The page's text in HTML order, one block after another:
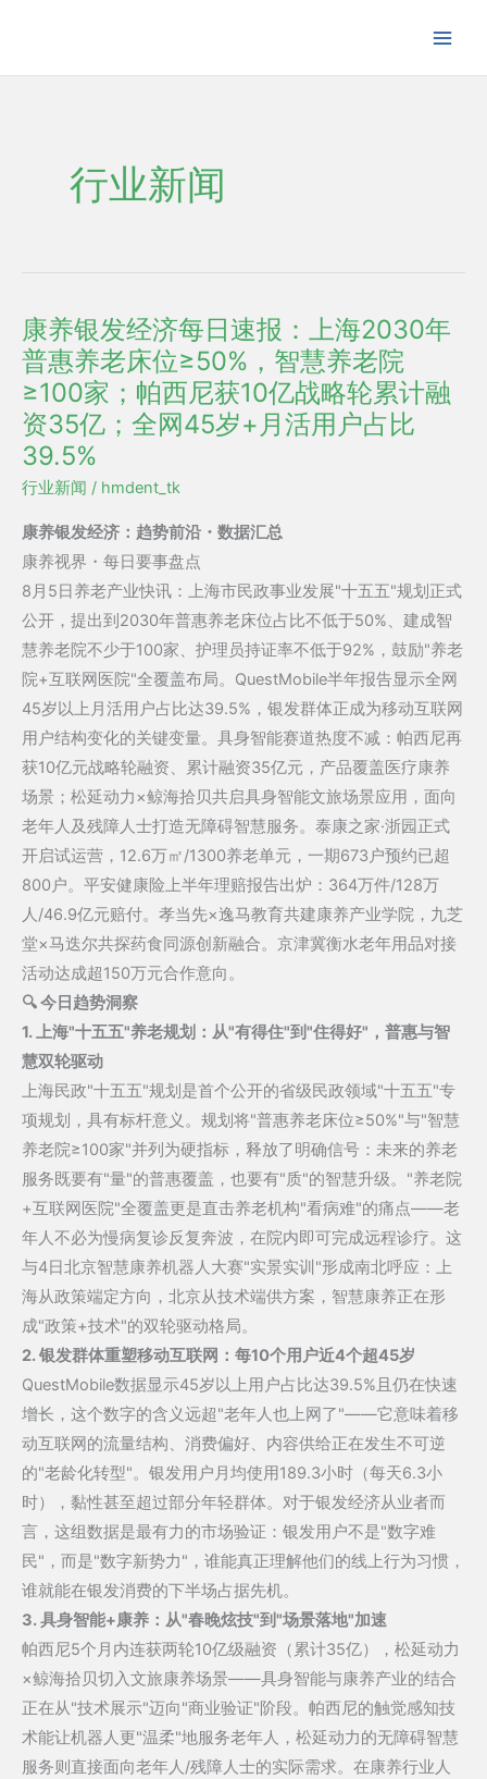
内
行业新闻
康养银发经济每日速报：上海2030年
普惠养老床位≥50%，智慧养老院
≥100家；帕西尼获10亿战略轮累计融
资35亿；全网45岁+月活用户占比
39.5%
行业新闻 / hmdent_tk
康养银发经济：趋势前沿・数据汇总
康养视界・每日要事盘点
8月5日养老产业快讯：上海市民政事业发展"十五五"规划正式
公开，提出到2030年普惠养老床位占比不低于50%、建成智
慧养老院不少于100家、护理员持证率不低于92%，鼓励"养老
院+互联网医院"全覆盖布局。QuestMobile半年报告显示全网
45岁以上月活用户占比达39.5%，银发群体正成为移动互联网
用户结构变化的关键变量。 具身智能赛道热度不减：帕西尼再
获10亿元战略轮融资、累计融资35亿元，产品覆盖医疗康养
场景；松延动力×鲸海拾贝共启具身智能文旅场景应用，面向
老年人及残障人士打造无障碍智慧服务。 泰康之家·浙园 正式
开启试运营，12.6万㎡/1300养老单元，一期673户预约已超
800户。平安健康险上半年理赔报告出炉：364万件/128万
人/46.9亿元赔付。孝当先×逸马教育共建康养产业学院， 九芝
堂×马迭尔共探药食同源创新融合。京津冀衡水老年用品对接
活动达成超150万元合作意向。
🔍 今日趋势洞察
1. 上海"十五五"养老规划：从"有得住"到"住得好"，普惠与智
慧双轮驱动
上海民政"十五五"规划是首个公开的省级民政领域"十五五"专
项规划，具有标杆意义。规划将"普惠养老床位≥50%"与"智慧
养老院≥100家"并列为硬指标，释放了明确信号：未来的养老
服务既要有"量"的普惠覆盖，也要有"质"的智慧升级。"养老院
+互联网医院"全覆盖更是直击养老机构"看病难"的痛点——老
年人不必为慢病复诊反复奔波，在院内即可完成远程诊疗。这
与4日北京智慧康养机器人大赛"实景实训"形成南北呼应：上
海从政策端定方向，北京从技术端供方案，智慧康养正在形
成"政策+技术"的双轮驱动格局。
2. 银发群体重塑移动互联网：每10个用户近4个超45岁
QuestMobile数据显示45岁以上用户占比达39.5%且仍在快速
增长，这个数字的含义远超"老年人也上网了"——它意味着移
动互联网的流量结构、消费偏好、内容供给正在发生不可逆
的"老龄化转型"。银发用户月均使用189.3小时（每天6.3小
时），黏性甚至超过部分年轻群体。对于银发经济从业者而
言，这组数据是最有力的市场验证：银发用户不是"数字难
民"，而是"数字新势力"，谁能真正理解他们的线上行为习惯，
谁就能在银发消费的下半场占据先机。
3. 具身智能+康养：从"春晚炫技"到"场景落地"加速
帕西尼5个月内连获两轮10亿级融资（累计35亿），松延动力
×鲸海拾贝切入文旅康养场景——具身智能与康养产业的结合
正在从"技术展示"迈向"商业验证"阶段。帕西尼的触觉感知技
术能让机器人更"温柔"地服务老年人， 松延动力的无障碍智慧
服务则直接面向老年人/残障人士的实际需求。在康养行业人
康
养
银
发
经
日
速
报：
上
海
2030
年
普
惠
养
老
床
位
≥50%，
智
慧
养
老
院
≥100
家；
帕
西
尼
获
10
亿
战
略
轮
累
计
融
资
35
亿；
全
网
45
岁
+月
活
用